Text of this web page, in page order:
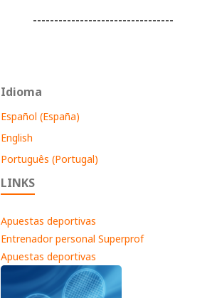
---------------------------------
Idioma
Español (España)
English
Português (Portugal)
LINKS
Apuestas deportivas
Entrenador personal Superprof
Apuestas deportivas